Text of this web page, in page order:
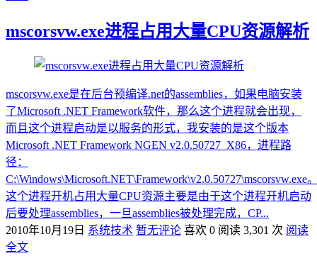
mscorsvw.exe进程占用大量CPU资源解析
mscorsvw.exe是在后台预编译.net的assemblies，如果电脑安装
了Microsoft .NET Framework软件，那么这个进程就会出现，
而且这个进程启动是以服务的形式，我安装的是这个版本
Microsoft .NET Framework NGEN v2.0.50727_X86，进程路
径：
C:\Windows\Microsoft.NET\Framework\v2.0.50727\mscorsvw.exe
这个进程开机占用大量CPU资源主要是由于这个进程开机启动
后要处理assemblies，一旦assemblies被处理完成，CP...
2010年10月19日 系统技术 暂无评论 喜欢 0 阅读 3,301 次 阅读
全文